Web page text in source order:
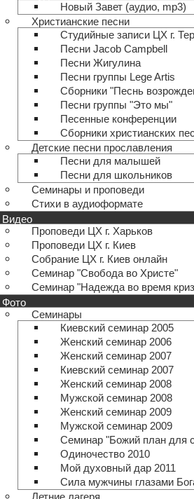
Новый Завет (аудио, mp3)
Христианские песни
Студийные записи ЦХ г.
Песни Jacob Campbell
Песни Жигулина
Песни группы Lege Artis
Сборники "Песнь
Песни группы "Это мы"
Песенные конференции
Сборники христианских
Детские песни прославления
Песни для малышей
Песни для школьников
Семинары и проповеди
Стихи в аудиоформате
Видео
Проповеди ЦХ г. Харьков
Проповеди ЦХ г. Киев
Собрание ЦХ г. Киев онлайн
Семинар "Свобода во Христе"
Семинар "Надежда во время
Фото
Семинары
Киевский семинар 2005
Женский семинар 2006
Женский семинар 2007
Киевский семинар 2007
Женский семинар 2008
Мужской семинар 2008
Женский семинар 2009
Мужской семинар 2009
Семинар "Божий план для
Одиночество 2010
Мой духовный дар 2011
Сила мужчины глазами
Летние лагеря